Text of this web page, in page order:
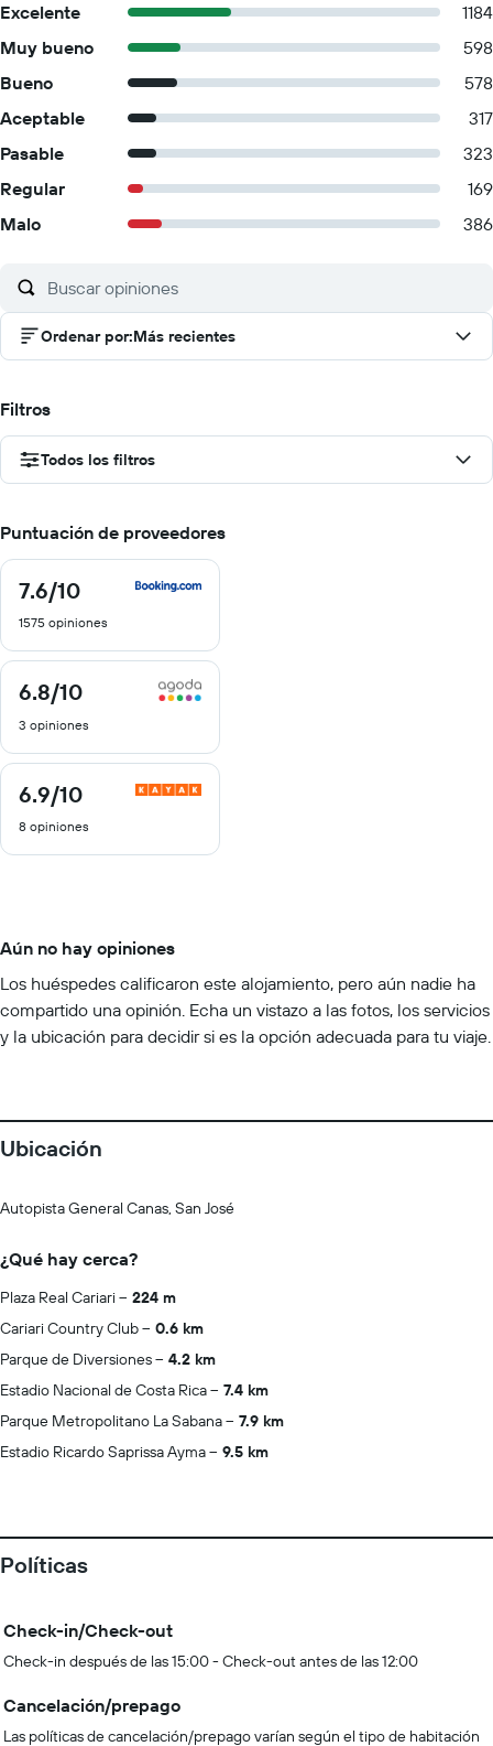
Excelente
1184
Muy bueno
598
Bueno
578
Aceptable
317
Pasable
323
Regular
169
Malo
386
Ordenar por:Más recientes
Filtros
Todos los filtros
Puntuación de proveedores
7.6/10
7.6
10
1575 opiniones
6.8/10
6.8
10
3 opiniones
6.9/10
6.9
10
8 opiniones
Aún no hay opiniones
Los huéspedes calificaron este alojamiento, pero aún nadie ha
compartido una opinión. Echa un vistazo a las fotos, los servicios
y la ubicación para decidir si es la opción adecuada para tu viaje.
Ubicación
Autopista General Canas, San José
¿Qué hay cerca?
Plaza Real Cariari
224 m
Cariari Country Club
0.6 km
Parque de Diversiones
4.2 km
Estadio Nacional de Costa Rica
7.4 km
Parque Metropolitano La Sabana
7.9 km
Estadio Ricardo Saprissa Ayma
9.5 km
Políticas
Check-in/Check-out
Check-in después de las 15:00 - Check-out antes de las 12:00
Cancelación/prepago
Las políticas de cancelación/prepago varían según el tipo de habitación